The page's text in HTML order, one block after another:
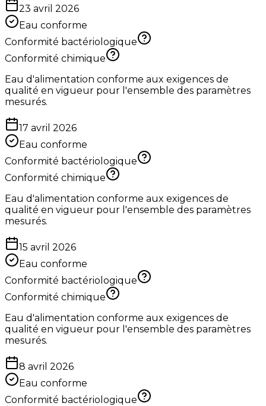
23 avril 2026
Eau conforme
Conformité bactériologique
Conformité chimique
Eau d'alimentation conforme aux exigences de
qualité en vigueur pour l'ensemble des paramètres
mesurés.
17 avril 2026
Eau conforme
Conformité bactériologique
Conformité chimique
Eau d'alimentation conforme aux exigences de
qualité en vigueur pour l'ensemble des paramètres
mesurés.
15 avril 2026
Eau conforme
Conformité bactériologique
Conformité chimique
Eau d'alimentation conforme aux exigences de
qualité en vigueur pour l'ensemble des paramètres
mesurés.
8 avril 2026
Eau conforme
Conformité bactériologique